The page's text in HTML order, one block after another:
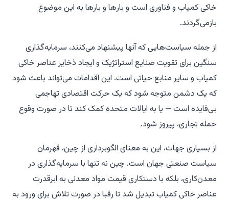
خاکی کمیاب و فناوری است و بارها و بارها به این موضوع
بازمی‌گردند.
از جمله سیاست‌هایی که آنها پیشنهاد می‌کنند، سرمایه‌گذاری
سنگین برای تقویت صنایع استراتژیک و ایجاد ذخایر عناصر خاکی
کمیاب و سایر منابع حیاتی است. این اقدامات می‌تواند باعث شود
که یک دشمن متوجه شود که یک حرکت اقتصادی تهاجمی
بی‌فایده است — یا به ایالات متحده کمک کند تا در صورت وقوع
حمله تجاری، پیروز شود.
از بسیاری جهات، این به معنای الگوبرداری از چین، قهرمان
سیاست صنعتی جهان است. چین نه تنها با سرمایه‌گذاری در
معدن‌کاری، بلکه با دستکاری قیمت مواد معدنی به ابرقدرت
عناصر خاکی کمیاب تبدیل شد تا رقبا در صورت تلاش برای ورود به